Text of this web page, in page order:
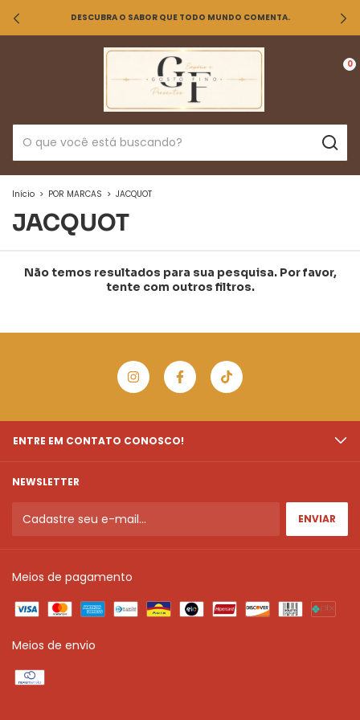
DESCUBRA O SABOR QUE TODO MUNDO COMENTA.
0
Início > POR MARCAS > JACQUOT
JACQUOT
Não temos resultados para sua pesquisa. Por favor,
tente com outros filtros.
ENTRE EM CONTATO CONOSCO!
NEWSLETTER
Meios de pagamento
Meios de envio